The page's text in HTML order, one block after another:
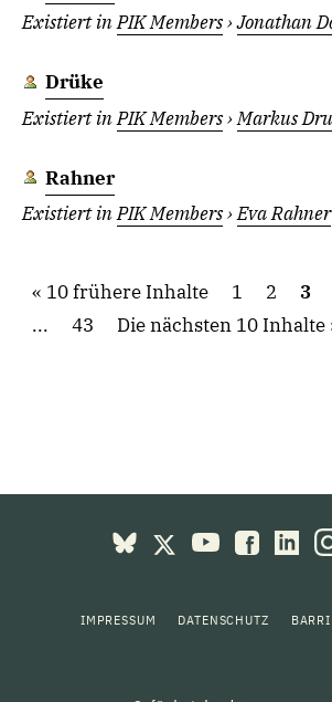
Existiert inPIK Members›Jonathan
Drüke
Existiert inPIK Members›Markus
Rahner
Existiert inPIK Members›Eva Rahner
10 frühere Inhalte 1 2 3
...
43 Die nächsten 10 Inhalte
IMPRESSUM DATENSCHUTZ